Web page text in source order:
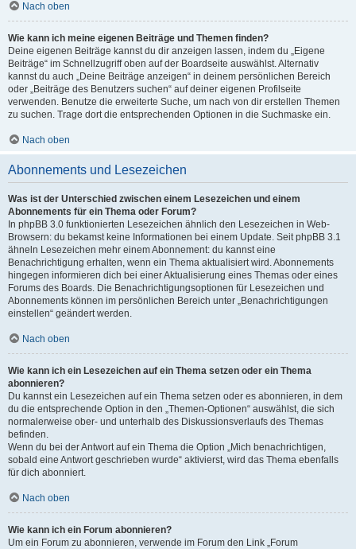
Nach oben
Wie kann ich meine eigenen Beiträge und Themen finden?
Deine eigenen Beiträge kannst du dir anzeigen lassen, indem du „Eigene
Beiträge“ im Schnellzugriff oben auf der Boardseite auswählst. Alternativ
kannst du auch „Deine Beiträge anzeigen“ in deinem persönlichen Bereich
oder „Beiträge des Benutzers suchen“ auf deiner eigenen Profilseite
verwenden. Benutze die erweiterte Suche, um nach von dir erstellen Themen
zu suchen. Trage dort die entsprechenden Optionen in die Suchmaske ein.
Nach oben
Abonnements und Lesezeichen
Was ist der Unterschied zwischen einem Lesezeichen und einem
Abonnements für ein Thema oder Forum?
In phpBB 3.0 funktionierten Lesezeichen ähnlich den Lesezeichen in Web-
Browsern: du bekamst keine Informationen bei einem Update. Seit phpBB 3.1
ähneln Lesezeichen mehr einem Abonnement: du kannst eine
Benachrichtigung erhalten, wenn ein Thema aktualisiert wird. Abonnements
hingegen informieren dich bei einer Aktualisierung eines Themas oder eines
Forums des Boards. Die Benachrichtigungsoptionen für Lesezeichen und
Abonnements können im persönlichen Bereich unter „Benachrichtigungen
einstellen“ geändert werden.
Nach oben
Wie kann ich ein Lesezeichen auf ein Thema setzen oder ein Thema
abonnieren?
Du kannst ein Lesezeichen auf ein Thema setzen oder es abonnieren, in dem
du die entsprechende Option in den „Themen-Optionen“ auswählst, die sich
normalerweise ober- und unterhalb des Diskussionsverlaufs des Themas
befinden.
Wenn du bei der Antwort auf ein Thema die Option „Mich benachrichtigen,
sobald eine Antwort geschrieben wurde“ aktivierst, wird das Thema ebenfalls
für dich abonniert.
Nach oben
Wie kann ich ein Forum abonnieren?
Um ein Forum zu abonnieren, verwende im Forum den Link „Forum